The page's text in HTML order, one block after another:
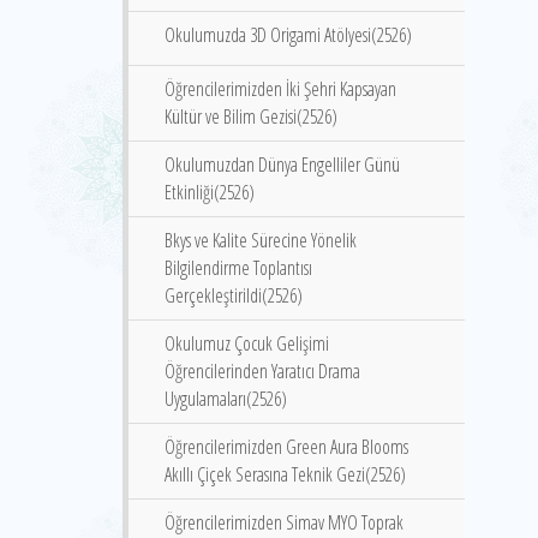
Okulumuzda 3D Origami Atölyesi(2526)
Öğrencilerimizden İki Şehri Kapsayan
Kültür ve Bilim Gezisi(2526)
Okulumuzdan Dünya Engelliler Günü
Etkinliği(2526)
Bkys ve Kalite Sürecine Yönelik
Bilgilendirme Toplantısı
Gerçekleştirildi(2526)
Okulumuz Çocuk Gelişimi
Öğrencilerinden Yaratıcı Drama
Uygulamaları(2526)
Öğrencilerimizden Green Aura Blooms
Akıllı Çiçek Serasına Teknik Gezi(2526)
Öğrencilerimizden Simav MYO Toprak